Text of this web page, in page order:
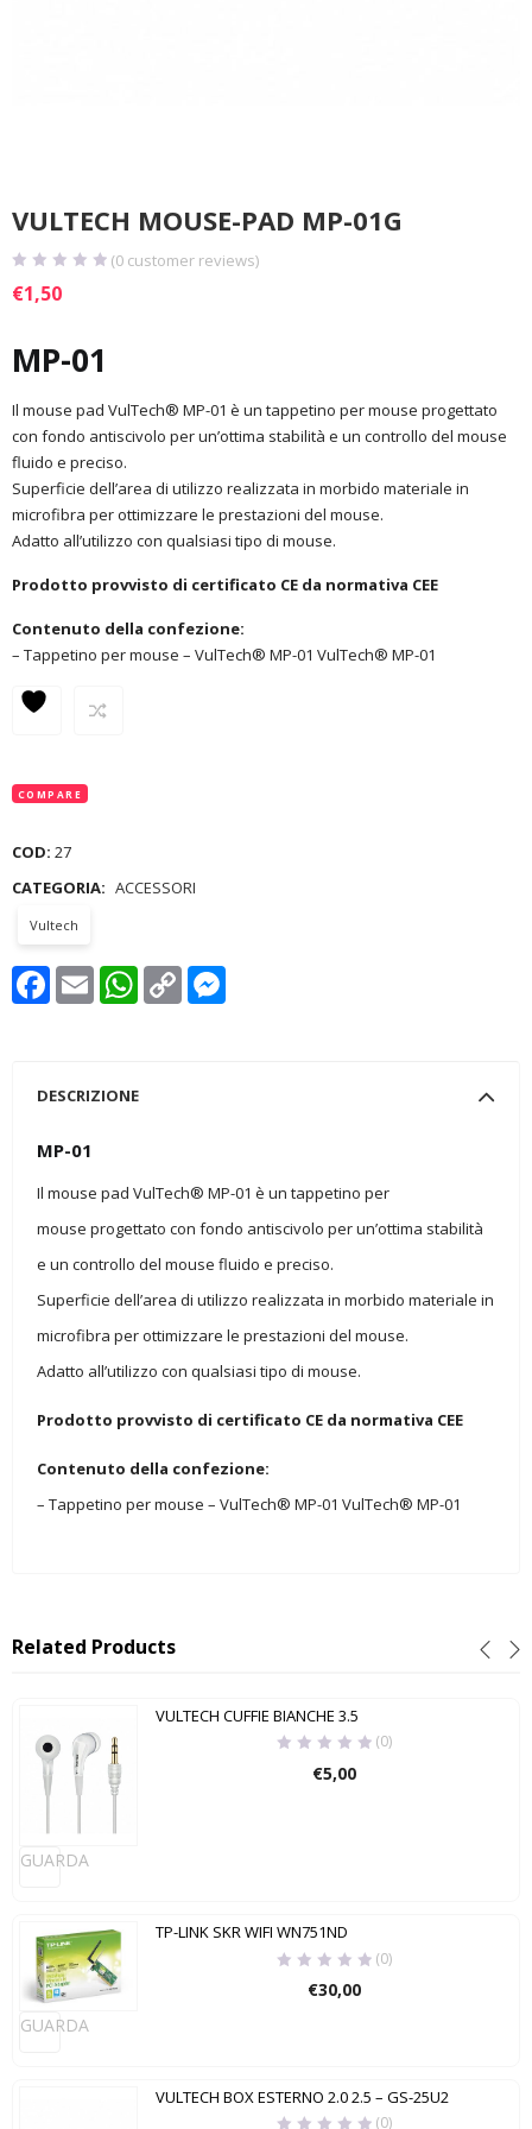
VULTECH MOUSE-PAD MP-01G
(0 customer reviews)
€1,50
MP-01
Il mouse pad VulTech® MP-01 è un tappetino per mouse progettato
con fondo antiscivolo per un’ottima stabilità e un controllo del mouse
fluido e preciso.
Superficie dell’area di utilizzo realizzata in morbido materiale in
microfibra per ottimizzare le prestazioni del mouse.
Adatto all’utilizzo con qualsiasi tipo di mouse.
Prodotto provvisto di certificato CE da normativa CEE
Contenuto della confezione:
– Tappetino per mouse – VulTech® MP-01 VulTech® MP-01
COMPARE
COD: 27
CATEGORIA: ACCESSORI
Vultech
Facebook
Email WhatsApp
Copy
Link
DESCRIZIONE
MP-01
Il mouse pad VulTech® MP-01 è un tappetino per
mouse progettato con fondo antiscivolo per un’ottima stabilità
e un controllo del mouse fluido e preciso.
Superficie dell’area di utilizzo realizzata in morbido materiale in
microfibra per ottimizzare le prestazioni del mouse.
Adatto all’utilizzo con qualsiasi tipo di mouse.
Prodotto provvisto di certificato CE da normativa CEE
Contenuto della confezione:
– Tappetino per mouse – VulTech® MP-01 VulTech® MP-01
Related Products
GUARDA
VULTECH CUFFIE BIANCHE 3.5
(0)
€5,00
GUARDA
TP-LINK SKR WIFI WN751ND
(0)
€30,00
VULTECH BOX ESTERNO 2.0 2.5 – GS-25U2
(0)